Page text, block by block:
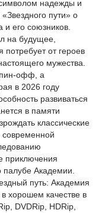
надежды и
пути» о
и его союзников.
на будущее,
потребует от героев
мужества.
офф, а
в 2026 году
развиваться
в памяти
классические
приключения
палубе Академии.
путь: Академия
хорошем качестве в
DVDRip, HDRip,